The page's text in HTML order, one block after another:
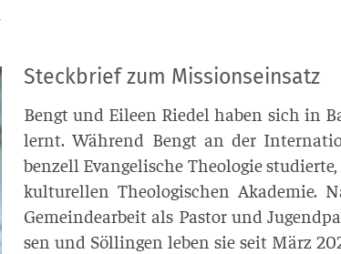
Steckbrief zum Missionseinsatz
Bengt und Eileen Rie­del haben sich in
lernt. Wäh­rend Bengt an der
ben­zell Evan­ge­li­sche Theo­lo­gie
kul­tu­rel­len Theo­lo­gi­schen Aka­de­mie.
Gemein­de­ar­beit als Pas­tor und
sen und Söl­lin­gen leben sie seit März